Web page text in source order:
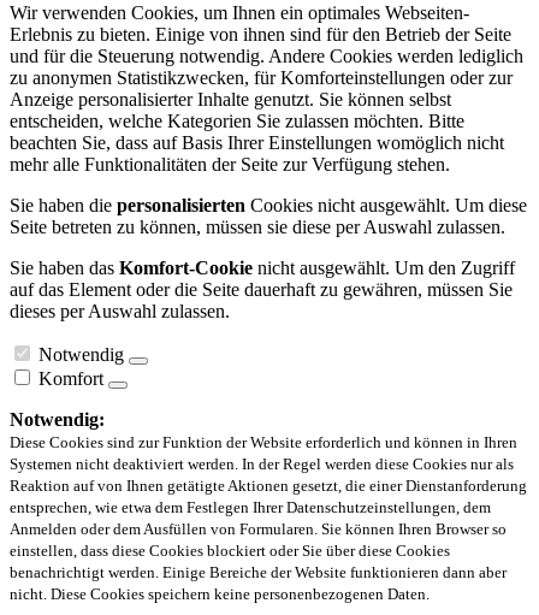
Wir verwenden Cookies, um Ihnen ein optimales Webseiten-
Erlebnis zu bieten. Einige von ihnen sind für den Betrieb der Seite
und für die Steuerung notwendig. Andere Cookies werden lediglich
zu anonymen Statistikzwecken, für Komforteinstellungen oder zur
Anzeige personalisierter Inhalte genutzt. Sie können selbst
entscheiden, welche Kategorien Sie zulassen möchten. Bitte
beachten Sie, dass auf Basis Ihrer Einstellungen womöglich nicht
mehr alle Funktionalitäten der Seite zur Verfügung stehen.
Sie haben die personalisierten Cookies nicht ausgewählt. Um diese
Seite betreten zu können, müssen sie diese per Auswahl zulassen.
Sie haben das Komfort-Cookie nicht ausgewählt. Um den Zugriff
auf das Element oder die Seite dauerhaft zu gewähren, müssen Sie
dieses per Auswahl zulassen.
Notwendig
Komfort
Notwendig:
Diese Cookies sind zur Funktion der Website erforderlich und können in Ihren
Systemen nicht deaktiviert werden. In der Regel werden diese Cookies nur als
Reaktion auf von Ihnen getätigte Aktionen gesetzt, die einer Dienstanforderung
entsprechen, wie etwa dem Festlegen Ihrer Datenschutzeinstellungen, dem
Anmelden oder dem Ausfüllen von Formularen. Sie können Ihren Browser so
einstellen, dass diese Cookies blockiert oder Sie über diese Cookies
benachrichtigt werden. Einige Bereiche der Website funktionieren dann aber
nicht. Diese Cookies speichern keine personenbezogenen Daten.